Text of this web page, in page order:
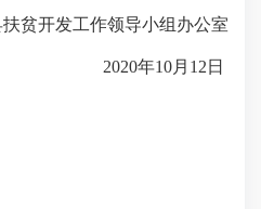
作领导小组办公室
年10月12日